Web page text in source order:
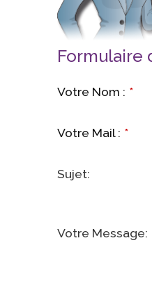
Formulaire
Votre Nom : *
Votre Mail : *
Sujet:
Votre Message: